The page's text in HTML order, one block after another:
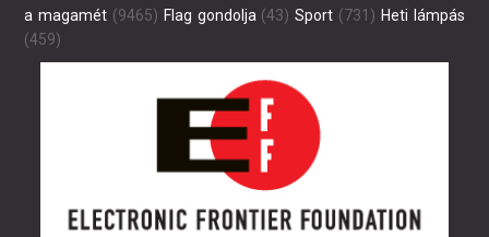
a magamét (9465) Flag gondolja(43) Sport (731) Heti lámpás
(459)